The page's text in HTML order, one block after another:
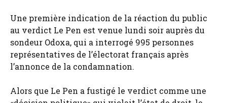
Une première indication de la réaction du public
au verdict Le Pen est venue lundi soir auprès du
sondeur Odoxa, qui a interrogé 995 personnes
représentatives de l’électorat français après
l’annonce de la condamnation.
Alors que Le Pen a fustigé le verdict comme une